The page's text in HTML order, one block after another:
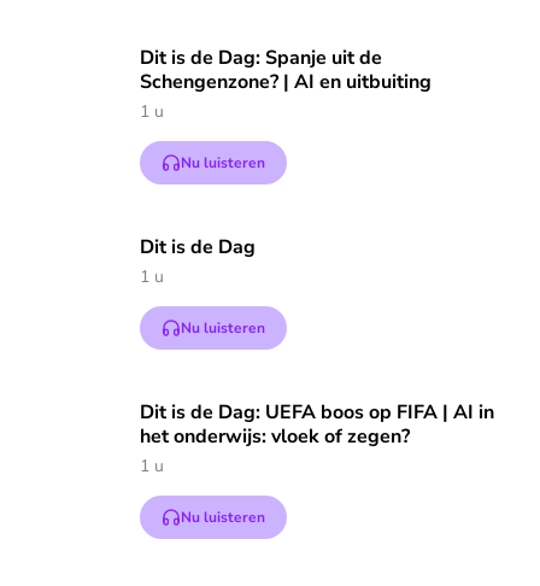
Dit is de Dag: Spanje uit de
Schengenzone? | AI en uitbuiting
1 u
Nu luisteren
Speel "Dit is de Dag: Spanje uit de Schengenzone? | AI en
Dit is de Dag
1 u
Nu luisteren
Speel "Dit is de Dag" af
Dit is de Dag: UEFA boos op FIFA | AI in
het onderwijs: vloek of zegen?
1 u
Nu luisteren
Speel "Dit is de Dag: UEFA boos op